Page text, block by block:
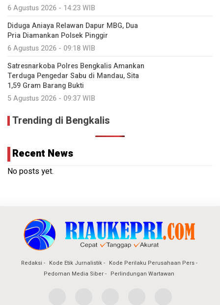
6 Agustus 2026 - 14:23 WIB
Diduga Aniaya Relawan Dapur MBG, Dua
Pria Diamankan Polsek Pinggir
6 Agustus 2026 - 09:18 WIB
Satresnarkoba Polres Bengkalis Amankan
Terduga Pengedar Sabu di Mandau, Sita
1,59 Gram Barang Bukti
5 Agustus 2026 - 09:37 WIB
Trending di Bengkalis
Recent News
No posts yet.
Redaksi Kode Etik Jurnalistik
Kode Perilaku Perusahaan Pers
Pedoman Media Siber
Perlindungan Wartawan